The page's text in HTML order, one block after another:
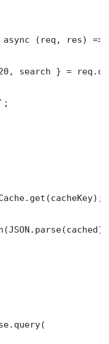
(req, res) =>
search } =